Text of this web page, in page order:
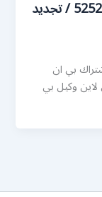
رقم موزع بين سبورت الزهراء / 52520080 / تجديد
بي ان
وكيل بي